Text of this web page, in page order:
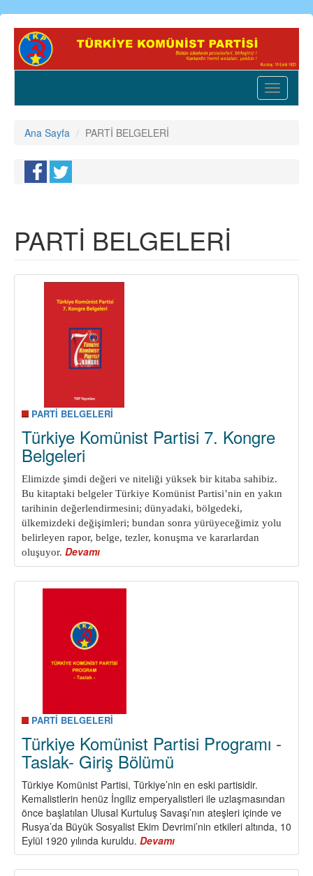
Ana
içeriğe
Toggle
Ana Sayfa PARTİ BELGELERİ
PARTİ BELGELERİ
PARTİ BELGELERİ
Türkiye Komünist Partisi 7. Kongre
Belgeleri
Elimizde şimdi değeri ve niteliği yüksek bir kitaba sahibiz.
Bu kitaptaki belgeler Türkiye Komünist Partisi’nin en yakın
tarihinin değerlendirmesini; dünyadaki, bölgedeki,
ülkemizdeki değişimleri; bundan sonra yürüyeceğimiz yolu
belirleyen rapor, belge, tezler, konuşma ve kararlardan
oluşuyor. Devamı
Türkiye
Komünist
Partisi
PARTİ BELGELERİ
Türkiye Komünist Partisi Programı -
Taslak- Giriş Bölümü
Türkiye Komünist Partisi, Türkiye’nin en eski partisidir.
Kemalistlerin henüz İngiliz emperyalistleri ile uzlaşmasından
önce başlatılan Ulusal Kurtuluş Savaşı’nın ateşleri içinde ve
Rusya’da Büyük Sosyalist Ekim Devrimi’nin etkileri altında, 10
Eylül 1920 yılında kuruldu. Devamı
Türkiye
Komünist